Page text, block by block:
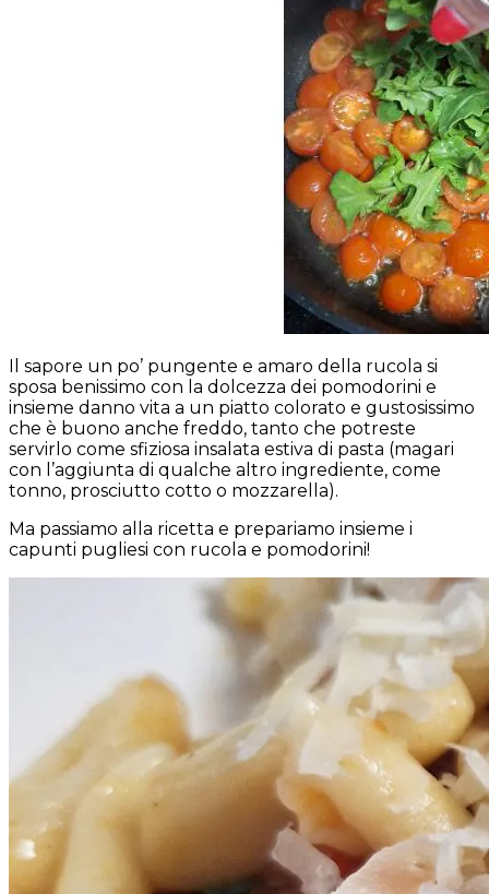
Il sapore un po’ pungente e amaro della rucola si
sposa benissimo con la dolcezza dei pomodorini e
insieme danno vita a un piatto colorato e gustosissimo
che è buono anche freddo, tanto che potreste
servirlo come sfiziosa insalata estiva di pasta (magari
con l’aggiunta di qualche altro ingrediente, come
tonno, prosciutto cotto o mozzarella).
Ma passiamo alla ricetta e prepariamo insieme i
capunti pugliesi con rucola e pomodorini!